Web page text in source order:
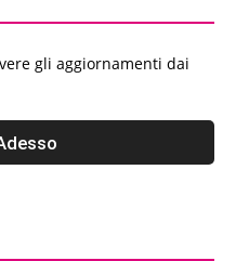
gli aggiornamenti dai